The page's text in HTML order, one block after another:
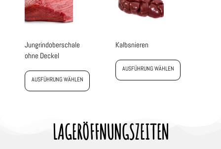
Jungrindoberschale
ohne Deckel
AUSFÜHRUNG WÄHLEN
Kalbsnieren
AUSFÜHRUNG WÄHLEN
LAGERÖFFNUNGSZEITEN